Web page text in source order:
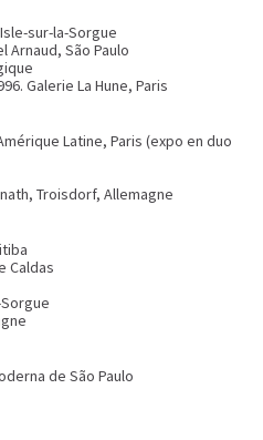
sur-la-Sorgue
Arnaud, São Paulo
Galerie La Hune, Paris
Latine, Paris (expo en duo
Troisdorf, Allemagne
Caldas
de São Paulo